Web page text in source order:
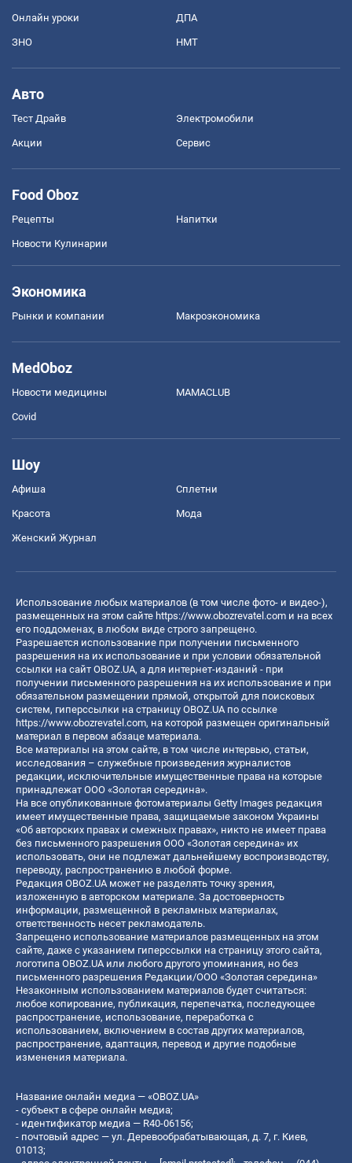
Онлайн уроки ДПА
ЗНО НМТ
Авто
Тест Драйв Электромобили
Акции Сервис
Food Oboz
Рецепты Напитки
Новости Кулинарии
Экономика
Рынки и компании Mакроэкономика
MedOboz
Новости медицины MAMACLUB
Covid
Шоу
Афиша Сплетни
Красота Мода
Женский Журнал
Использование любых материалов (в том числе фото- и видео-),
размещенных на этом сайте https://www.obozrevatel.com и на всех
его поддоменах, в любом виде строго запрещено.
Разрешается использование при получении письменного
разрешения на их использование и при условии обязательной
ссылки на сайт OBOZ.UA, а для интернет-изданий - при
получении письменного разрешения на их использование и при
обязательном размещении прямой, открытой для поисковых
систем, гиперссылки на страницу OBOZ.UA по ссылке
https://www.obozrevatel.com, на которой размещен оригинальный
материал в первом абзаце материала.
Все материалы на этом сайте, в том числе интервью, статьи,
исследования – служебные произведения журналистов
редакции, исключительные имущественные права на которые
принадлежат ООО «Золотая середина».
На все опубликованные фотоматериалы Getty Images редакция
имеет имущественные права, защищаемые законом Украины
«Об авторских правах и смежных правах», никто не имеет права
без письменного разрешения ООО «Золотая середина» их
использовать, они не подлежат дальнейшему воспроизводству,
переводу, распространению в любой форме.
Редакция OBOZ.UA может не разделять точку зрения,
изложенную в авторском материале. За достоверность
информации, размещенной в рекламных материалах,
ответственность несет рекламодатель.
Запрещено использование материалов размещенных на этом
сайте, даже с указанием гиперссылки на страницу этого сайта,
логотипа OBOZ.UA или любого другого упоминания, но без
письменного разрешения Редакции/ООО «Золотая середина»
Незаконным использованием материалов будет считаться:
любое копирование, публикация, перепечатка, последующее
распространение, использование, переработка с
использованием, включением в состав других материалов,
распространение, адаптация, перевод и другие подобные
изменения материала.
Название онлайн медиа — «OBOZ.UA»
- субъект в сфере онлайн медиа;
- идентификатор медиа — R40-06156;
- почтовый адрес — ул. Деревообрабатывающая, д. 7, г. Киев,
01013;